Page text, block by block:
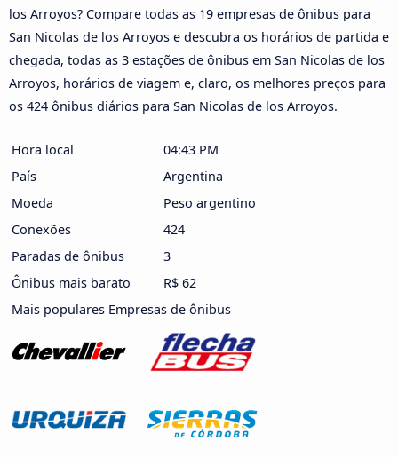
los Arroyos? Compare todas as 19 empresas de ônibus para
San Nicolas de los Arroyos e descubra os horários de partida e
chegada, todas as 3 estações de ônibus em San Nicolas de los
Arroyos, horários de viagem e, claro, os melhores preços para
os 424 ônibus diários para San Nicolas de los Arroyos.
Hora local
04:43 PM
País
Argentina
Moeda
Peso argentino
Conexões
424
Paradas de ônibus
3
Ônibus mais barato
R$ 62
Mais populares Empresas de ônibus